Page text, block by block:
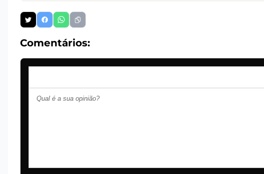
Comentários: